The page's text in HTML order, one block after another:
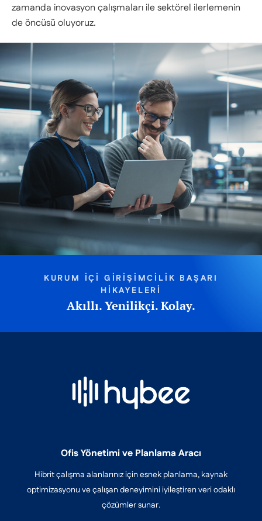
zamanda inovasyon çalışmaları ile sektörel ilerlemenin
de öncüsü oluyoruz.
KURUM İÇİ GİRİŞİMCİLİK BAŞARI
HİKAYELERİ
Akıllı. Yenilikçi. Kolay.
Ofis Yönetimi ve Planlama Aracı
Hibrit çalışma alanlarınız için esnek planlama, kaynak
optimizasyonu ve çalışan deneyimini iyileştiren veri odaklı
çözümler sunar.